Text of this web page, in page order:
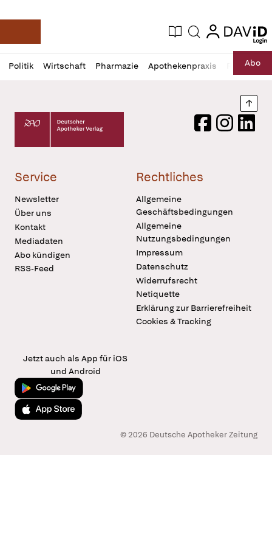
Deutsche Apotheker Zeitung
Aktuelle Ausgabe
Suche login
login
Politik Wirtschaft Pharmazie Apothekenpraxis RechtAbo
Profil
öffnen
Daz
Pur
Deutscher Apotheker Verlag Logo
FacebookInstagram
Service
Newsletter
Über uns
Kontakt
Mediadaten
Abo kündigen
RSS-Feed
Rechtliches
Allgemeine
Geschäftsbedingungen
Allgemeine
Nutzungsbedingungen
Impressum
Datenschutz
Widerrufsrecht
Netiquette
Erklärung zur Barrierefreiheit
Cookies & Tracking
Jetzt auch als App für iOS
und Android
Jetzt bei Google Play
Laden im App Store
© 2026 Deutsche Apotheker Zeitung